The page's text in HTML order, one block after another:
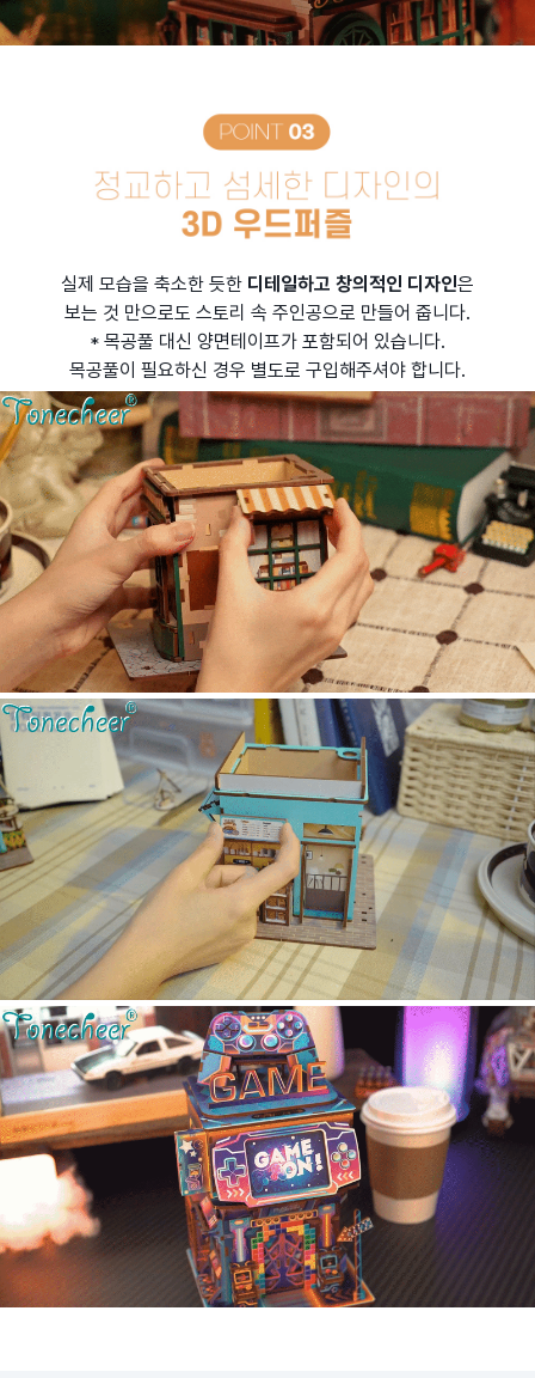
실제 모습을 축소한 듯한 디테일하고 창의적인 디자인은
보는 것 만으로도 스토리 속 주인공으로 만들어 줍니다.
* 목공풀 대신 양면테이프가 포함되어 있습니다.
목공풀이 필요하신 경우 별도로 구입해주셔야 합니다.